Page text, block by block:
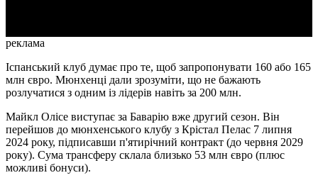
реклама
Іспанський клуб думає про те, щоб запропонувати 160 або 165
млн євро. Мюнхенці дали зрозуміти, що не бажають
розлучатися з одним із лідерів навіть за 200 млн.
Майкл Олісе виступає за Баварію вже другий сезон. Він
перейшов до мюнхенського клубу з Крістал Пелас 7 липня
2024 року, підписавши п'ятирічний контракт (до червня 2029
року). Сума трансферу склала близько 53 млн євро (плюс
можливі бонуси).